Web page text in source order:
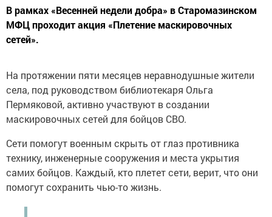
В рамках «Весенней недели добра» в Старомазинском
МФЦ проходит акция «Плетение маскировочных
сетей».
На протяжении пяти месяцев неравнодушные жители
села, под руководством библиотекаря Ольга
Пермяковой, активно участвуют в создании
маскировочных сетей для бойцов СВО.
Сети помогут военным скрыть от глаз противника
технику, инженерные сооружения и места укрытия
самих бойцов. Каждый, кто плетет сети, верит, что они
помогут сохранить чью-то жизнь.